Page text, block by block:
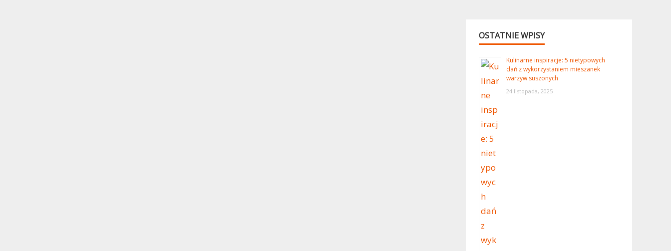
OSTATNIE WPISY
Kulinarne inspiracje: 5 nietypowych
dań z wykorzystaniem mieszanek
warzyw suszonych
24 listopada, 2025